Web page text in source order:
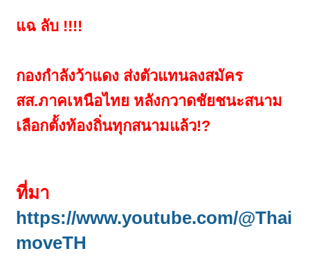
แฉ ลับ !!!!
กองกำลังว้าแดง ส่งตัวแทนลงสมัคร
สส.ภาคเหนือไทย หลังกวาดชัยชนะสนาม
เลือกตั้งท้องถิ่นทุกสนามแล้ว!?
ที่มา
https://www.youtube.com/@Thai
moveTH